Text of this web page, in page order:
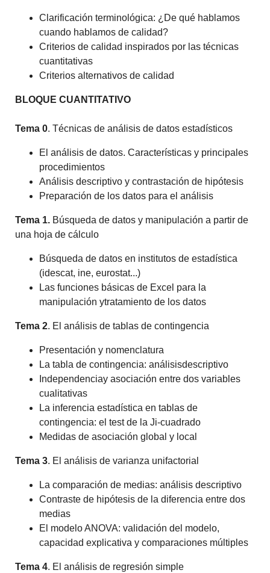
Clarificación terminológica: ¿De qué hablamos
cuando hablamos de calidad?
Criterios de calidad inspirados por las técnicas
cuantitativas
Criterios alternativos de calidad
BLOQUE CUANTITATIVO
Tema 0. Técnicas de análisis de datos estadísticos
El análisis de datos. Características y principales
procedimientos
Análisis descriptivo y contrastación de hipótesis
Preparación de los datos para el análisis
Tema 1. Búsqueda de datos y manipulación a partir de
una hoja de cálculo
Búsqueda de datos en institutos de estadística
(idescat, ine, eurostat...)
Las funciones básicas de Excel para la
manipulación ytratamiento de los datos
Tema 2. El análisis de tablas de contingencia
Presentación y nomenclatura
La tabla de contingencia: análisisdescriptivo
Independenciay asociación entre dos variables
cualitativas
La inferencia estadística en tablas de
contingencia: el test de la Ji-cuadrado
Medidas de asociación global y local
Tema 3. El análisis de varianza unifactorial
La comparación de medias: análisis descriptivo
Contraste de hipótesis de la diferencia entre dos
medias
El modelo ANOVA: validación del modelo,
capacidad explicativa y comparaciones múltiples
Tema 4. El análisis de regresión simple